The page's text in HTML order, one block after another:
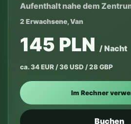
Aufenthalt nahe dem
2 Erwachsene, Van
145 PLN / Nacht
ca. 34 EUR / 36 USD / 28 GBP
Im Rechner
Buchen